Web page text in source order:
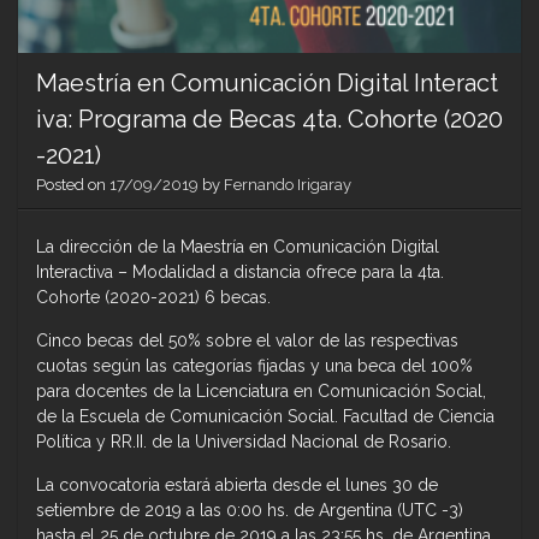
Maestría en Comunicación Digital Interact
iva: Programa de Becas 4ta. Cohorte (2020
-2021)
Posted on 17/09/2019 by Fernando Irigaray
La dirección de la Maestría en Comunicación Digital
Interactiva – Modalidad a distancia ofrece para la 4ta.
Cohorte (2020-2021) 6 becas.
Cinco becas del 50% sobre el valor de las respectivas
cuotas según las categorías fijadas y una beca del 100%
para docentes de la Licenciatura en Comunicación Social,
de la Escuela de Comunicación Social. Facultad de Ciencia
Política y RR.II. de la Universidad Nacional de Rosario.
La convocatoria estará abierta desde el lunes 30 de
setiembre de 2019 a las 0:00 hs. de Argentina (UTC -3)